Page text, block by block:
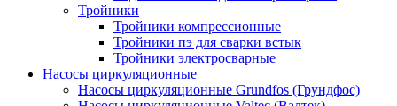
Тройники
Тройники компрессионные
Тройники пэ для сварки встык
Тройники электросварные
Насосы циркуляционные
Насосы циркуляционные Grundfos (Грундфос)